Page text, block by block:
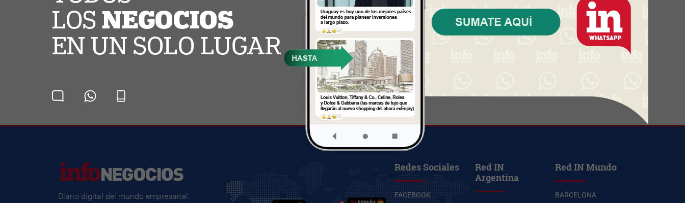
El BSE refuerza su presencia en
el norte (inauguró una nueva
sucursal en Tacuarembó con
instalaciones más amplias y
modernas)
Diario digital del mundo empresarial.
Redes Sociales
FACEBOOK
Red IN
Argentina
Red IN Mundo
BARCELONA